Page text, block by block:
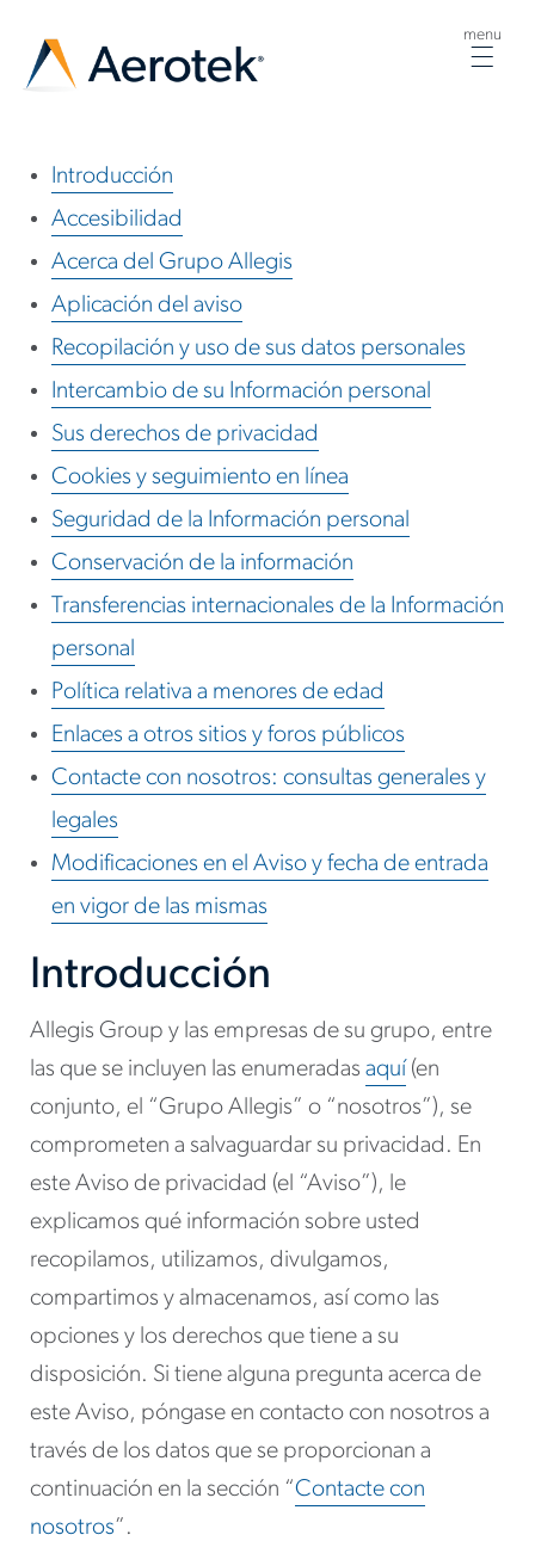
menu
Introducción
Accesibilidad
Acerca del Grupo Allegis
Aplicación del aviso
Recopilación y uso de sus datos personales
Intercambio de su Información personal
Sus derechos de privacidad
Cookies y seguimiento en línea
Seguridad de la Información personal
Conservación de la información
Transferencias internacionales de la Información
personal
Política relativa a menores de edad
Enlaces a otros sitios y foros públicos
Contacte con nosotros: consultas generales y
legales
Modificaciones en el Aviso y fecha de entrada
en vigor de las mismas
Introducción
Allegis Group y las empresas de su grupo, entre
las que se incluyen las enumeradas aquí (en
conjunto, el “Grupo Allegis” o “nosotros”), se
comprometen a salvaguardar su privacidad. En
este Aviso de privacidad (el “Aviso”), le
explicamos qué información sobre usted
recopilamos, utilizamos, divulgamos,
compartimos y almacenamos, así como las
opciones y los derechos que tiene a su
disposición. Si tiene alguna pregunta acerca de
este Aviso, póngase en contacto con nosotros a
través de los datos que se proporcionan a
continuación en la sección “Contacte con
nosotros”.